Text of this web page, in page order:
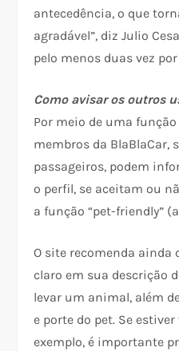
antecedência, o que
agradável”, diz Julio
pelo menos duas vez
Como avisar os outros
Por meio de uma
membros da BlaBlaCar,
passageiros, podem
o perfil, se aceitam ou
a função “pet-friendly”
O site recomenda ainda
claro em sua descrição
levar um animal, além
e porte do pet. Se
exemplo, é importante